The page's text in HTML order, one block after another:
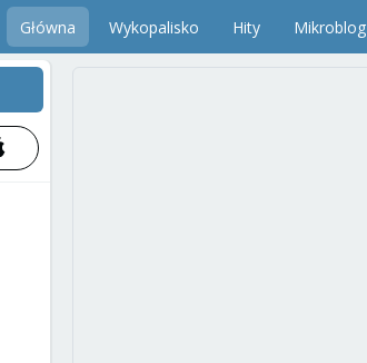
Główna Wykopalisko Hity Mikroblog